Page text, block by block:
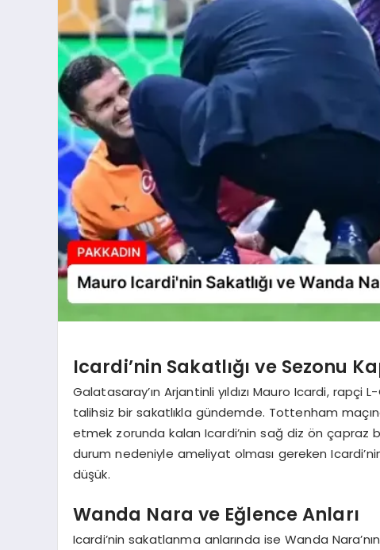
Icardi’nin Sakatlığı ve Sezonu
Galatasaray’ın Arjantinli yıldızı Mauro Icardi, rapçi
talihsiz bir sakatlıkla gündemde. Tottenham
etmek zorunda kalan Icardi’nin sağ diz ön çapraz
durum nedeniyle ameliyat olması gereken
düşük.
Wanda Nara ve Eğlence Anları
Icardi’nin sakatlanma anlarında ise Wanda